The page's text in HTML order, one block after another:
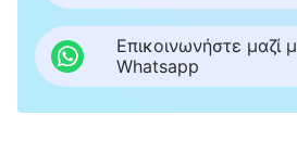
αναρωτήθηκα: «Λες οι
μου να μιλούν για μένα πίσω
μου, λέγοντας ότι είμαι
Επικοινωνήστε μαζί
Whatsapp